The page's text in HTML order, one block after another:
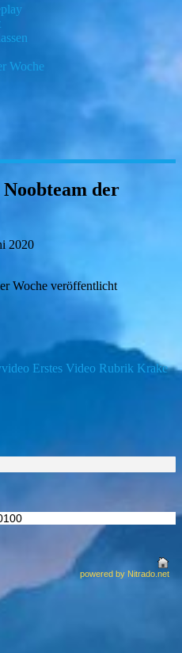
Woche
der
2020
Woche veröffentlicht
Erstes Video Rubrik Krake